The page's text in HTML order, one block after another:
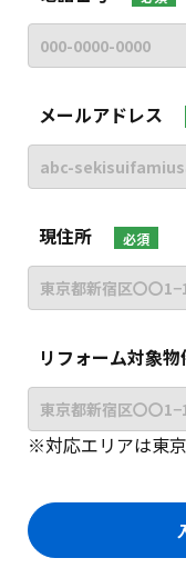
メールアドレス
現住所 必須
リフォーム対象
※対応エリアは東